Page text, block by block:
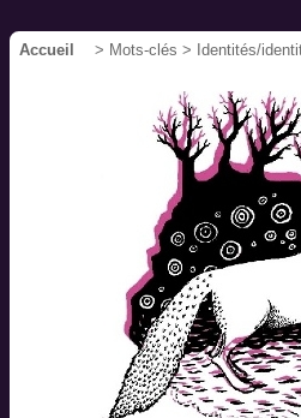
Accueil > Mots-clés > Identités/